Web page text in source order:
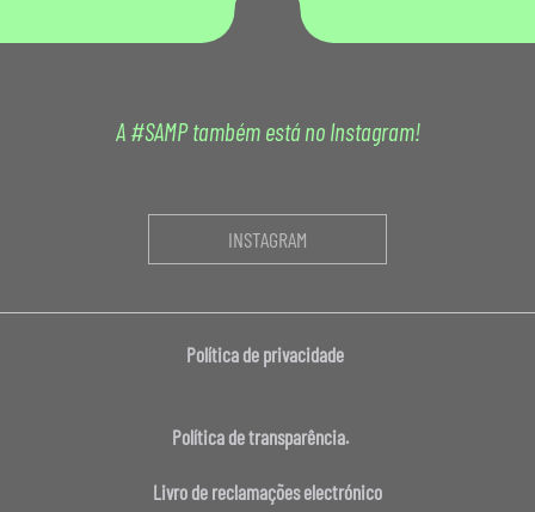
A #SAMP também está no Instagram!
INSTAGRAM
Política de privacidade
Política de transparência.
Livro de reclamações electrónico